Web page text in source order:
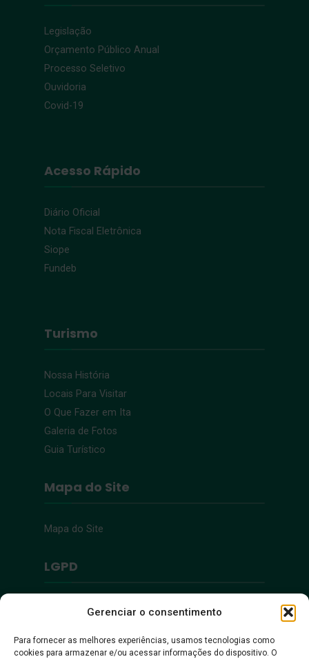
Gerenciar o consentimento
Para fornecer as melhores experiências, usamos tecnologias como
cookies para armazenar e/ou acessar informações do dispositivo. O
Legislação
Orçamento Público Anual
Processo Seletivo
Ouvidoria
Covid-19
Acesso Rápido
Diário Oficial
Nota Fiscal Eletrônica
Siope
Fundeb
Turismo
Nossa História
Locais Para Visitar
O Que Fazer em Ita
Galeria de Fotos
Guia Turístico
Mapa do Site
Mapa do Site
LGPD
Política de Privacidade
Acessibilidade